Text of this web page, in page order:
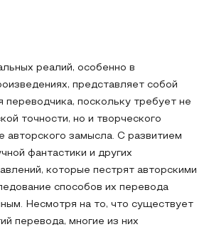
реалий, особенно в
представляет собой
переводчика, поскольку требует не
точности, но и творческого
авторского замысла. С развитием
фантастики и других
которые пестрят авторскими
способов их перевода
Несмотря на то, что существует
перевода, многие из них